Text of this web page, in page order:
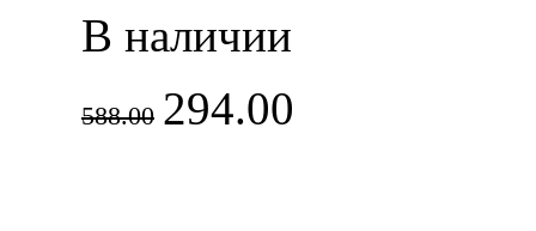
В наличии
588.00 294.00